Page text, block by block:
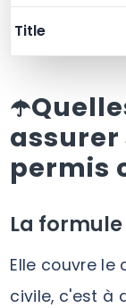
Title
assurer
permis
La
Elle couvre
civile, c'est à